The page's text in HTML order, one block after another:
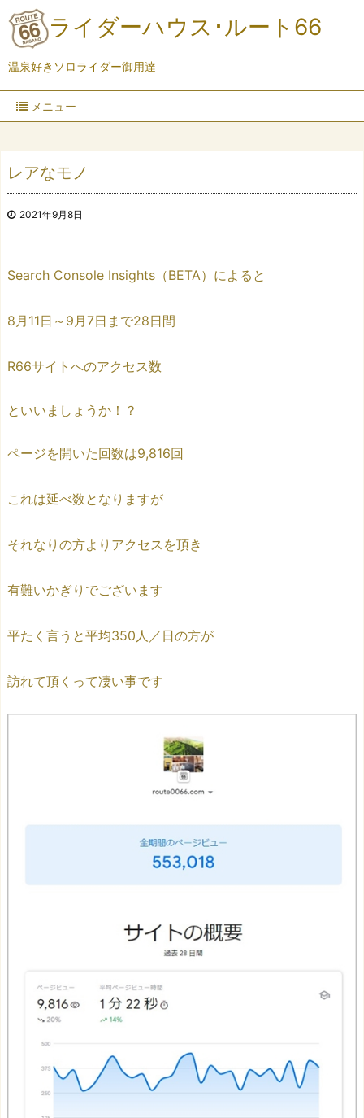
ライダーハウス･ルート66
温泉好きソロライダー御用達
メニュー
レアなモノ
2021年9月8日
Search Console Insights（BETA）によると
8月11日～9月7日まで28日間
R66サイトへのアクセス数
といいましょうか！？
ページを開いた回数は9,816回
これは延べ数となりますが
それなりの方よりアクセスを頂き
有難いかぎりでございます
平たく言うと平均350人／日の方が
訪れて頂くって凄い事です